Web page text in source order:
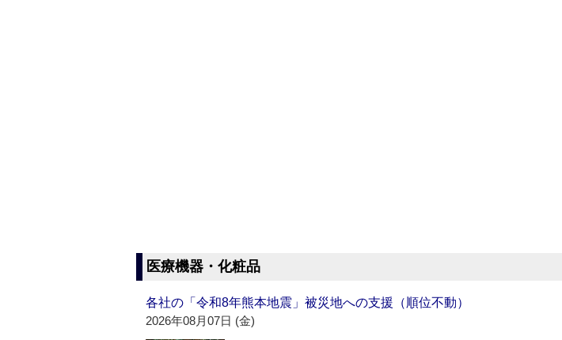
医療機器・化粧品
各社の「令和8年熊本地震」被災地への支援（順位不動）
2026年08月07日 (金)